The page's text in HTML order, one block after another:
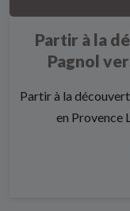
Partir à la
Pagnol
Partir à la
en Provence